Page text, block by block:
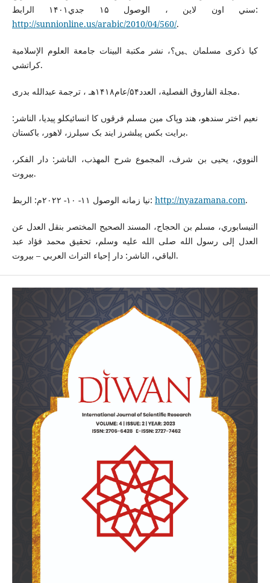
سني اون لاين ، الوصول ۱۵ جدي۱۴۰۱ الرابط:
http://sunnionline.us/arabic/2010/04/560/.
كيا ذكرى مسلمان ہیں؟، نشر مكتبة البينات جامعة العلوم الإسلامية
كراتشي.
مجلة الفاروق الفصلية، العدد۵۴/عام۱۴۱۸هـ ، ترجمة عبدالله بدری.
نعيم اختر سندهو، هند وپاک مین مسلم فرقوں کا انسائيكلو پیدیا، الناشر:
برايت بكس پبلشرز ایند بک سیلرز، لاهور، باکستان.
النووي، يحيى بن شرف، المجموع شرح المهذب، الناشر: دار الفكر،
بيروت.
نيا زمانه الوصول ۱۱- ۱۰- ۲۰۲۲م: الربط: http://nyazamana.com.
النيسابوري، مسلم بن الحجاج، المسند الصحيح المختصر بنقل العدل عن
العدل إلى رسول الله صلى الله عليه وسلم، تحقيق محمد فؤاد عبد
الباقي، الناشر: دار إحياء التراث العربي – بيروت.